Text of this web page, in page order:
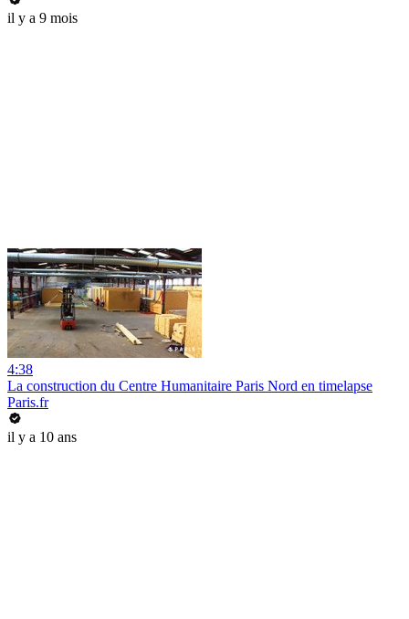
il y a 9 mois
4:38
La construction du Centre Humanitaire Paris Nord en timelapse
Paris.fr
il y a 10 ans